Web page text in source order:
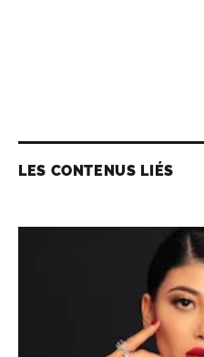
LES CONTENUS LIÉS